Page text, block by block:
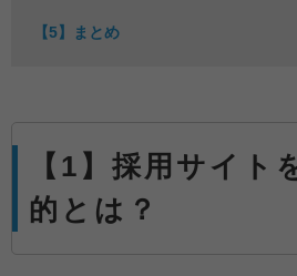
【5】まとめ
【1】採用サイト
的とは？